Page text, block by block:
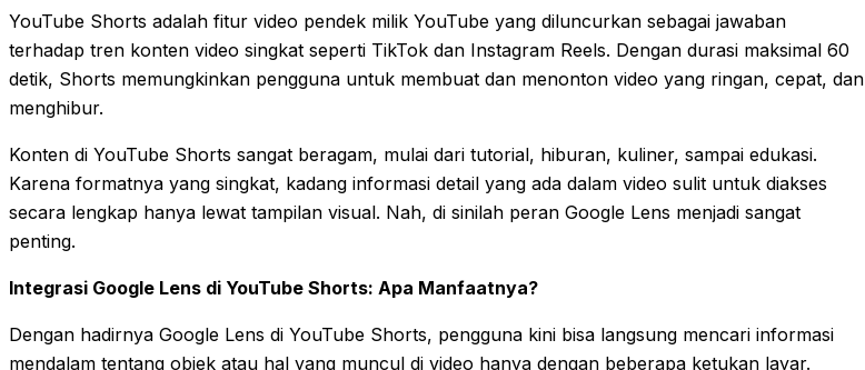
YouTube Shorts adalah fitur video pendek milik YouTube yang diluncurkan sebagai jawaban
terhadap tren konten video singkat seperti TikTok dan Instagram Reels. Dengan durasi maksimal 60
detik, Shorts memungkinkan pengguna untuk membuat dan menonton video yang ringan, cepat, dan
menghibur.
Konten di YouTube Shorts sangat beragam, mulai dari tutorial, hiburan, kuliner, sampai edukasi.
Karena formatnya yang singkat, kadang informasi detail yang ada dalam video sulit untuk diakses
secara lengkap hanya lewat tampilan visual. Nah, di sinilah peran Google Lens menjadi sangat
penting.
Integrasi Google Lens di YouTube Shorts: Apa Manfaatnya?
Dengan hadirnya Google Lens di YouTube Shorts, pengguna kini bisa langsung mencari informasi
mendalam tentang objek atau hal yang muncul di video hanya dengan beberapa ketukan layar.